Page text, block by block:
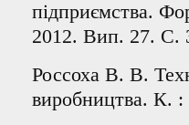
підприємства.
2012. Вип. 27. С.
Россоха В. В.
виробництва. К.